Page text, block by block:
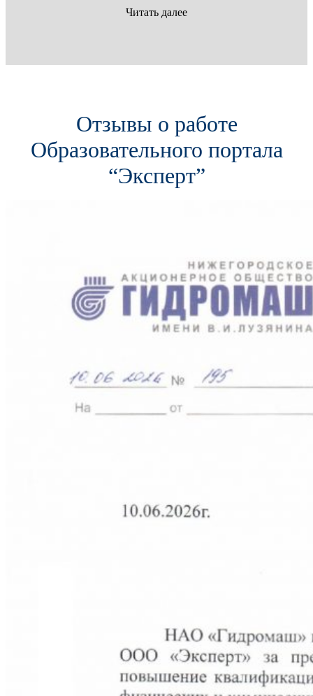
Читать далее
Отзывы о работе
Образовательного портала
“Эксперт”